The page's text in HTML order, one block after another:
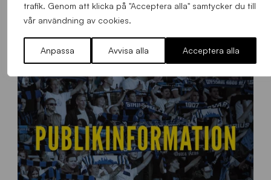
trafik. Genom att klicka på "Acceptera alla" samtycker du till
vår användning av cookies.
Anpassa Avvisa alla Acceptera alla